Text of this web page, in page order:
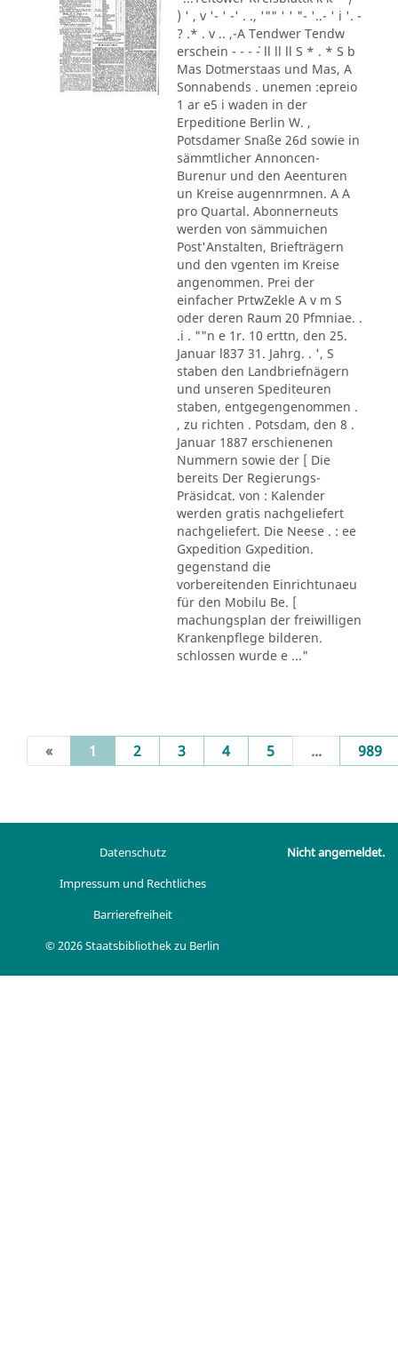
) ' , v '- ' -' . ., '"" ' ' "- '..- ' i '. -
? .* . v .. ,-A Tendwer Tendw
erschein - - - ´- ll ll ll S * . * S b
Mas Dotmerstaas und Mas, A
Sonnabends . unemen :epreio
1 ar e5 i waden in der
Erpeditione Berlin W. ,
Potsdamer Snaße 26d sowie in
sämmtlicher Annoncen-
Burenur und den Aeenturen
un Kreise augennrmnen. A A
pro Quartal. Abonnerneuts
werden von sämmuichen
Post'Anstalten, Briefträgern
und den vgenten im Kreise
angenommen. Prei der
einfacher PrtwZekle A v m S
oder deren Raum 20 Pfmniae. .
.i . ""n e 1r. 10 erttn, den 25.
Januar l837 31. Jahrg. . ', S
staben den Landbriefnägern
und unseren Spediteuren
staben, entgegengenommen .
, zu richten . Potsdam, den 8 .
Januar 1887 erschienenen
Nummern sowie der [ Die
bereits Der Regierungs-
Präsidcat. von : Kalender
werden gratis nachgeliefert
nachgeliefert. Die Neese . : ee
Gxpedition Gxpedition.
gegenstand die
vorbereitenden Einrichtunaeu
für den Mobilu Be. [
machungsplan der freiwilligen
Krankenpflege bilderen.
schlossen wurde e ..."
« 1 (current)
2 3 4 5 ... 989
Datenschutz
Impressum und Rechtliches
Barrierefreiheit
© 2026 Staatsbibliothek zu Berlin
Nicht angemeldet.